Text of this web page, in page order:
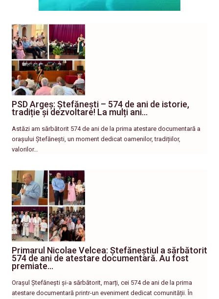
PSD Argeș: Ștefănești – 574 de ani de istorie,
tradiție și dezvoltare! La mulți ani…
Astăzi am sărbătorit 574 de ani de la prima atestare documentară a
orașului Ștefănești, un moment dedicat oamenilor, tradițiilor,
valorilor…
Primarul Nicolae Velcea: Ștefăneștiul a sărbătorit
574 de ani de atestare documentară. Au fost
premiate…
Orașul Ștefănești și-a sărbătorit, marți, cei 574 de ani de la prima
atestare documentară printr-un eveniment dedicat comunității. În